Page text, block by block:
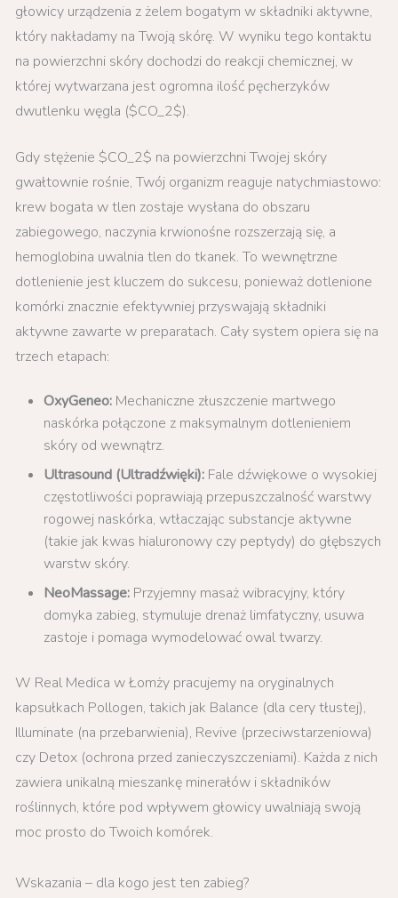
głowicy urządzenia z żelem bogatym w składniki aktywne,
który nakładamy na Twoją skórę. W wyniku tego kontaktu
na powierzchni skóry dochodzi do reakcji chemicznej, w
której wytwarzana jest ogromna ilość pęcherzyków
dwutlenku węgla ($CO_2$).
Gdy stężenie $CO_2$ na powierzchni Twojej skóry
gwałtownie rośnie, Twój organizm reaguje natychmiastowo:
krew bogata w tlen zostaje wysłana do obszaru
zabiegowego, naczynia krwionośne rozszerzają się, a
hemoglobina uwalnia tlen do tkanek. To wewnętrzne
dotlenienie jest kluczem do sukcesu, ponieważ dotlenione
komórki znacznie efektywniej przyswajają składniki
aktywne zawarte w preparatach. Cały system opiera się na
trzech etapach:
OxyGeneo: Mechaniczne złuszczenie martwego
naskórka połączone z maksymalnym dotlenieniem
skóry od wewnątrz.
Ultrasound (Ultradźwięki): Fale dźwiękowe o wysokiej
częstotliwości poprawiają przepuszczalność warstwy
rogowej naskórka, wtłaczając substancje aktywne
(takie jak kwas hialuronowy czy peptydy) do głębszych
warstw skóry.
NeoMassage: Przyjemny masaż wibracyjny, który
domyka zabieg, stymuluje drenaż limfatyczny, usuwa
zastoje i pomaga wymodelować owal twarzy.
W Real Medica w Łomży pracujemy na oryginalnych
kapsułkach Pollogen, takich jak Balance (dla cery tłustej),
Illuminate (na przebarwienia), Revive (przeciwstarzeniowa)
czy Detox (ochrona przed zanieczyszczeniami). Każda z nich
zawiera unikalną mieszankę minerałów i składników
roślinnych, które pod wpływem głowicy uwalniają swoją
moc prosto do Twoich komórek.
Wskazania – dla kogo jest ten zabieg?